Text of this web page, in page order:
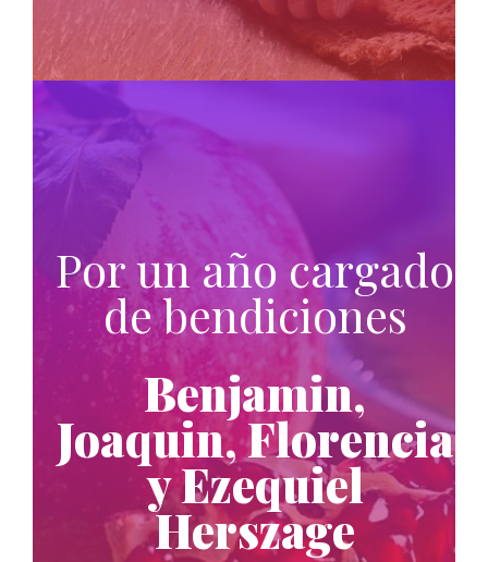
Por un año cargado
de bendiciones
Benjamin,
Joaquin, Florencia
y Ezequiel
Herszage